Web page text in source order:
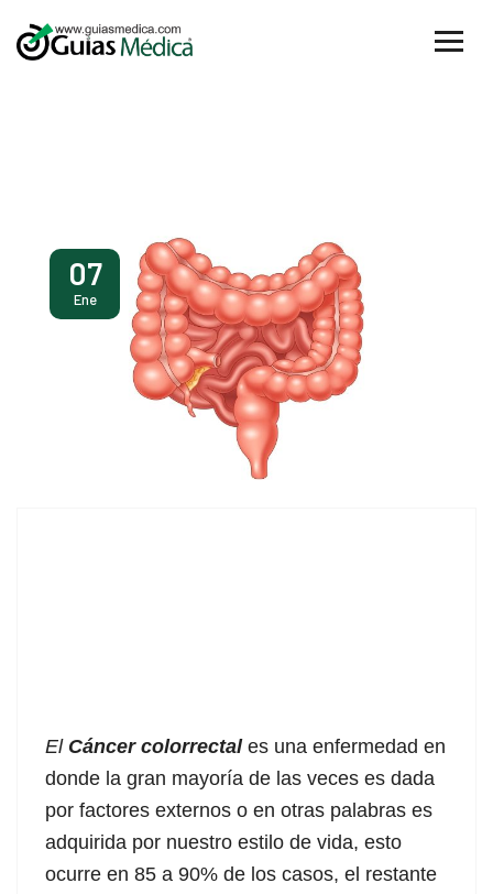
07
Ene
El Cáncer colorrectales una enfermedad en
donde la gran mayoría de las veces es dada
por factores externos o en otras palabras es
adquirida por nuestro estilo de vida, esto
ocurre en 85 a 90% de los casos, el restante